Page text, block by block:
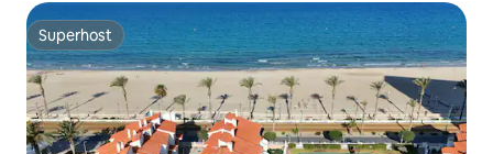
Superhost
Superhost